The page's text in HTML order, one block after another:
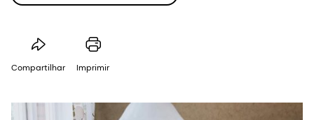
Compartilhar Imprimir